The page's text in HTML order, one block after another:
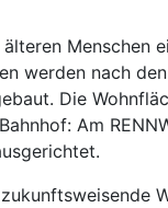
Menschen
werden nach
Die
Am